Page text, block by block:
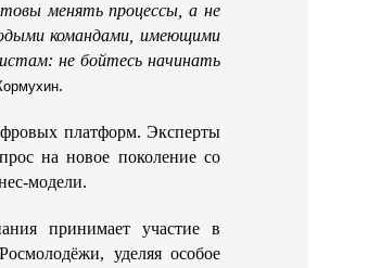
менять процессы, а не
командами, имеющими
не бойтесь начинать
.
платформ. Эксперты
на новое поколение со
модели.
принимает участие в
уделяя особое